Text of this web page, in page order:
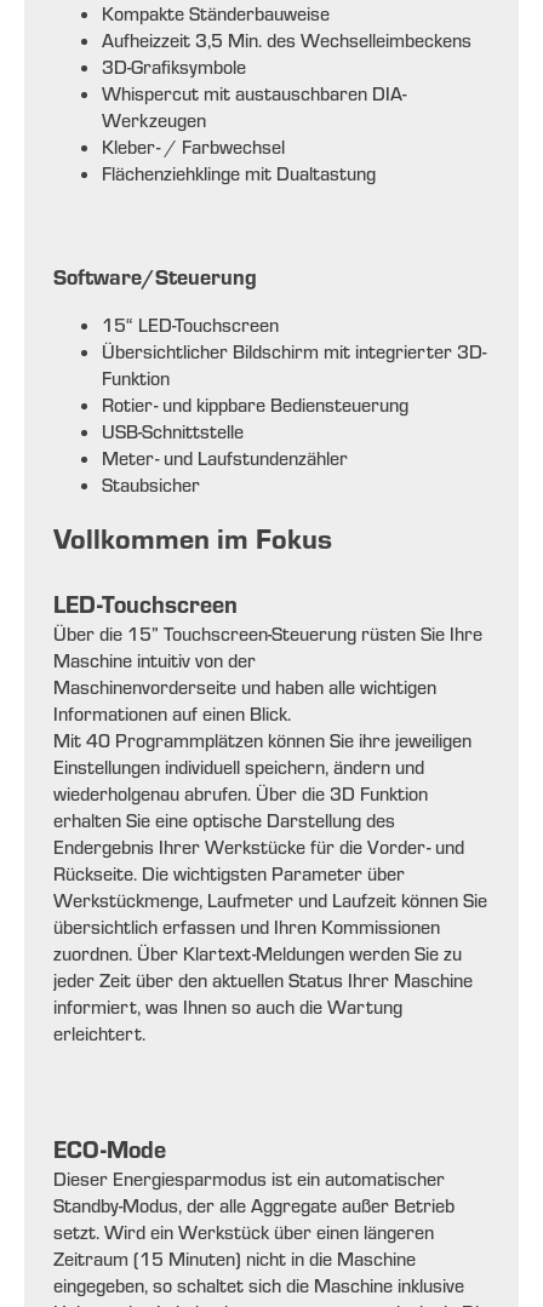
Kompakte Ständerbauweise
Aufheizzeit 3,5 Min. des Wechselleimbeckens
3D-Grafiksymbole
Whispercut mit austauschbaren DIA-
Werkzeugen
Kleber- / Farbwechsel
Flächenziehklinge mit Dualtastung
Software/Steuerung
15“ LED-Touchscreen
Übersichtlicher Bildschirm mit integrierter 3D-
Funktion
Rotier- und kippbare Bediensteuerung
USB-Schnittstelle
Meter- und Laufstundenzähler
Staubsicher
Vollkommen im Fokus
LED-Touchscreen
Über die 15” Touchscreen-Steuerung rüsten Sie Ihre
Maschine intuitiv von der
Maschinenvorderseite und haben alle wichtigen
Informationen auf einen Blick.
Mit 40 Programmplätzen können Sie ihre jeweiligen
Einstellungen individuell speichern, ändern und
wiederholgenau abrufen. Über die 3D Funktion
erhalten Sie eine optische Darstellung des
Endergebnis Ihrer Werkstücke für die Vorder- und
Rückseite. Die wichtigsten Parameter über
Werkstückmenge, Laufmeter und Laufzeit können Sie
übersichtlich erfassen und Ihren Kommissionen
zuordnen. Über Klartext-Meldungen werden Sie zu
jeder Zeit über den aktuellen Status Ihrer Maschine
informiert, was Ihnen so auch die Wartung
erleichtert.
ECO-Mode
Dieser Energiesparmodus ist ein automatischer
Standby-Modus, der alle Aggregate außer Betrieb
setzt. Wird ein Werkstück über einen längeren
Zeitraum (15 Minuten) nicht in die Maschine
eingegeben, so schaltet sich die Maschine inklusive